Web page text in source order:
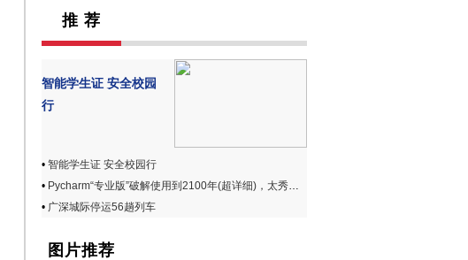
推 荐
智能学生证 安全校园
行
• 智能学生证 安全校园行
• Pycharm“专业版”破解使用到2100年(超详细)，太秀、太赞、太好用！
• 广深城际停运56趟列车
图片推荐